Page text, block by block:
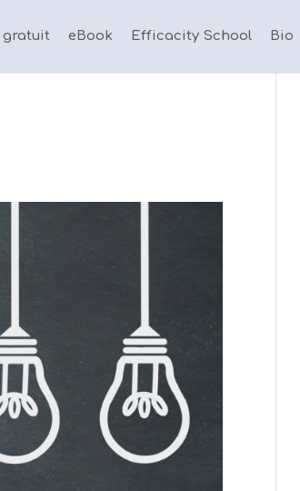
gratuit eBook Efficacity School Bio